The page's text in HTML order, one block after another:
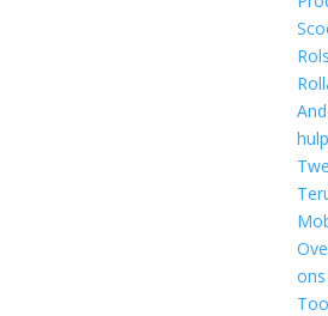
ons